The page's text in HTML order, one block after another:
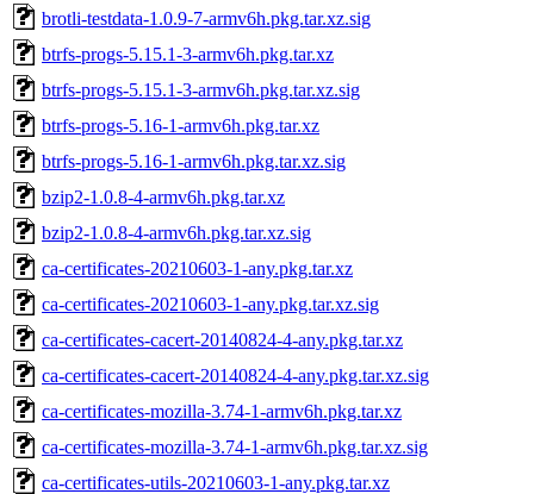
brotli-testdata-1.0.9-7-armv6h.pkg.tar.xz.sig
btrfs-progs-5.15.1-3-armv6h.pkg.tar.xz
btrfs-progs-5.15.1-3-armv6h.pkg.tar.xz.sig
btrfs-progs-5.16-1-armv6h.pkg.tar.xz
btrfs-progs-5.16-1-armv6h.pkg.tar.xz.sig
bzip2-1.0.8-4-armv6h.pkg.tar.xz
bzip2-1.0.8-4-armv6h.pkg.tar.xz.sig
ca-certificates-20210603-1-any.pkg.tar.xz
ca-certificates-20210603-1-any.pkg.tar.xz.sig
ca-certificates-cacert-20140824-4-any.pkg.tar.xz
ca-certificates-cacert-20140824-4-any.pkg.tar.xz.sig
ca-certificates-mozilla-3.74-1-armv6h.pkg.tar.xz
ca-certificates-mozilla-3.74-1-armv6h.pkg.tar.xz.sig
ca-certificates-utils-20210603-1-any.pkg.tar.xz